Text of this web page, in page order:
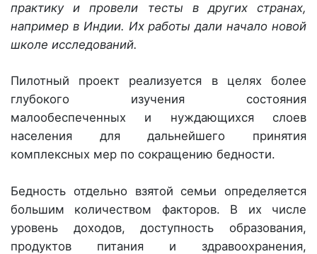
практику и провели тесты в других странах,
например в Индии. Их работы дали начало новой
школе исследований.
Пилотный проект реализуется в целях более
глубокого изучения состояния
малообеспеченных и нуждающихся слоев
населения для дальнейшего принятия
комплексных мер по сокращению бедности.
Бедность отдельно взятой семьи определяется
большим количеством факторов. В их числе
уровень доходов, доступность образования,
продуктов питания и здравоохранения,